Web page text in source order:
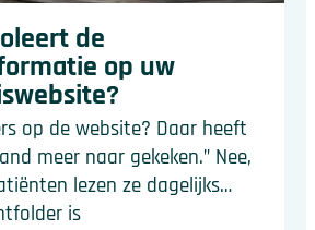
de
op uw
op de website? Daar heeft
meer naar gekeken.” Nee,
lezen ze dagelijks…
is